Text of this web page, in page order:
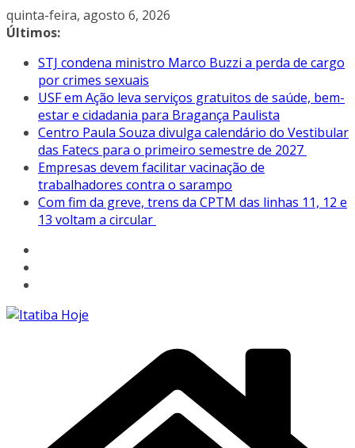
Pular
para
conteúdo
quinta-feira, agosto 6, 2026
Últimos:
STJ condena ministro Marco Buzzi a perda de cargo
por crimes sexuais
USF em Ação leva serviços gratuitos de saúde, bem-
estar e cidadania para Bragança Paulista
Centro Paula Souza divulga calendário do Vestibular
das Fatecs para o primeiro semestre de 2027
Empresas devem facilitar vacinação de
trabalhadores contra o sarampo
Com fim da greve, trens da CPTM das linhas 11, 12 e
13 voltam a circular